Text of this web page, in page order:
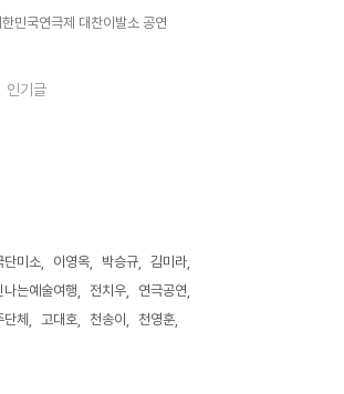
민국연극제 대찬이발소 공연
인기글
단미소 이영옥 박승규
김미라
나는예술여행 전치우
연극공연
체
고대호 천송이
천영훈